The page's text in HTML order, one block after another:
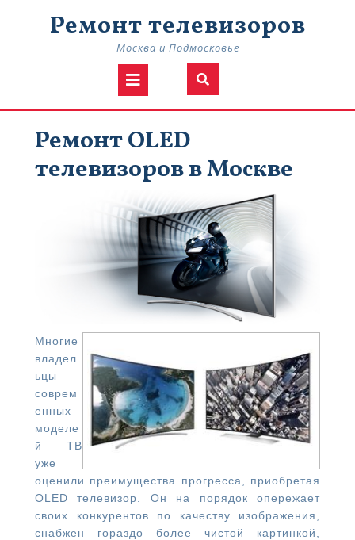
Ремонт телевизоров
Москва и Подмосковье
Open
Button
Ремонт OLED
телевизоров в Москве
Многие
владел
ьцы
соврем
енных
моделе
й ТВ
уже
оценили преимущества прогресса, приобретая
OLED телевизор. Он на порядок опережает
своих конкурентов по качеству изображения,
снабжен гораздо более чистой картинкой,